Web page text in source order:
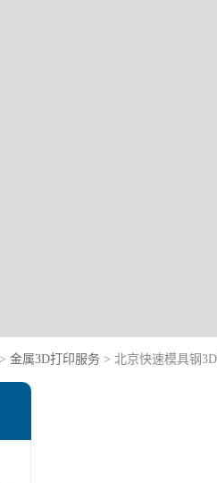
> 金属3D打印服务 > 北京快速模具钢